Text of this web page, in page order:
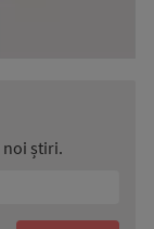
noi știri.